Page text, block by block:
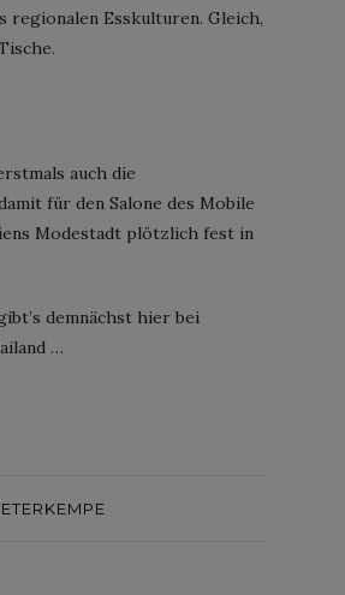
regionalen Esskulturen. Gleich,
auch die
für den Salone des Mobile
Modestadt plötzlich fest in
demnächst hier bei
…